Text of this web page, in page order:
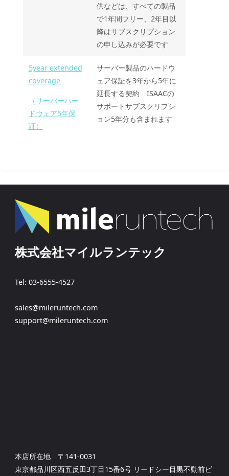
供などは、すべての製品
で1年間フリー、2年目以
降はサブスクリプション
の申し込みが必要です
5year extended
coverage
（サーバーハー
ドウェア5年保
証）
サーバー製品のハードウ
ェア保証を3年から5年に
延長する契約 ISAACの
サポートサブスクリプシ
ョン5年分も含まれます
株式会社マイルランテック
Tel: 03-6555-4527
sales@mileruntech.com
support@mileruntech.com
本店所在地 〒141-0031
東京都品川区西五反田3丁目15番6号 リードシー目黒不動前ビ